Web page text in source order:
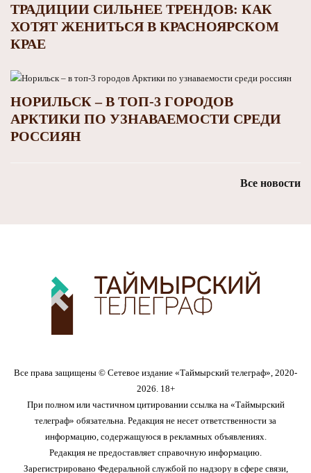
ТРАДИЦИИ СИЛЬНЕЕ ТРЕНДОВ: КАК
ХОТЯТ ЖЕНИТЬСЯ В КРАСНОЯРСКОМ
КРАЕ
НОРИЛЬСК – В ТОП‑3 ГОРОДОВ
АРКТИКИ ПО УЗНАВАЕМОСТИ СРЕДИ
РОССИЯН
Все новости
Все права защищены © Сетевое издание «Таймырский телеграф», 2020-
2026. 18+
При полном или частичном цитировании ссылка на «Таймырский
телеграф» обязательна. Редакция не несет ответственности за
информацию, содержащуюся в рекламных объявлениях.
Редакция не предоставляет справочную информацию.
Зарегистрировано Федеральной службой по надзору в сфере связи,